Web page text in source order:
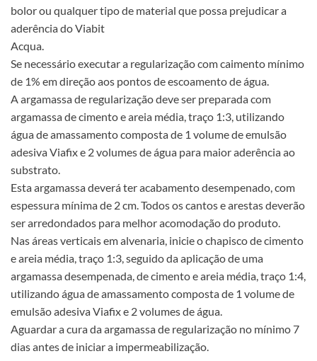
bolor ou qualquer tipo de material que possa prejudicar a
aderência do Viabit
Acqua.
Se necessário executar a regularização com caimento mínimo
de 1% em direção aos pontos de escoamento de água.
A argamassa de regularização deve ser preparada com
argamassa de cimento e areia média, traço 1:3, utilizando
água de amassamento composta de 1 volume de emulsão
adesiva Viafix e 2 volumes de água para maior aderência ao
substrato.
Esta argamassa deverá ter acabamento desempenado, com
espessura mínima de 2 cm. Todos os cantos e arestas deverão
ser arredondados para melhor acomodação do produto.
Nas áreas verticais em alvenaria, inicie o chapisco de cimento
e areia média, traço 1:3, seguido da aplicação de uma
argamassa desempenada, de cimento e areia média, traço 1:4,
utilizando água de amassamento composta de 1 volume de
emulsão adesiva Viafix e 2 volumes de água.
Aguardar a cura da argamassa de regularização no mínimo 7
dias antes de iniciar a impermeabilização.